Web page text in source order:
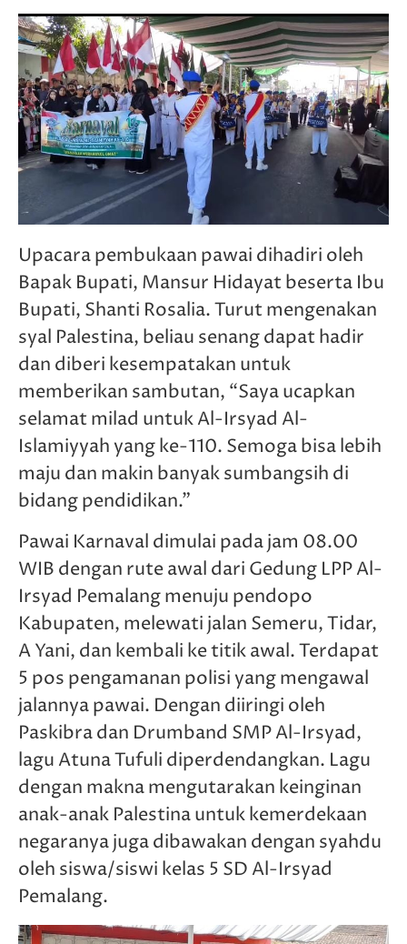
Upacara pembukaan pawai dihadiri oleh
Bapak Bupati, Mansur Hidayat beserta Ibu
Bupati, Shanti Rosalia. Turut mengenakan
syal Palestina, beliau senang dapat hadir
dan diberi kesempatakan untuk
memberikan sambutan, “Saya ucapkan
selamat milad untuk Al-Irsyad Al-
Islamiyyah yang ke-110. Semoga bisa lebih
maju dan makin banyak sumbangsih di
bidang pendidikan.”
Pawai Karnaval dimulai pada jam 08.00
WIB dengan rute awal dari Gedung LPP Al-
Irsyad Pemalang menuju pendopo
Kabupaten, melewati jalan Semeru, Tidar,
A Yani, dan kembali ke titik awal. Terdapat
5 pos pengamanan polisi yang mengawal
jalannya pawai. Dengan diiringi oleh
Paskibra dan Drumband SMP Al-Irsyad,
lagu Atuna Tufuli diperdendangkan. Lagu
dengan makna mengutarakan keinginan
anak-anak Palestina untuk kemerdekaan
negaranya juga dibawakan dengan syahdu
oleh siswa/siswi kelas 5 SD Al-Irsyad
Pemalang.